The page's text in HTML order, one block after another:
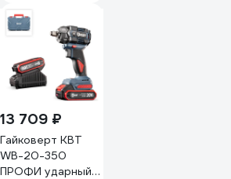
13 709 ₽
Гайковерт КВТ
WB-20-350
ПРОФИ ударный